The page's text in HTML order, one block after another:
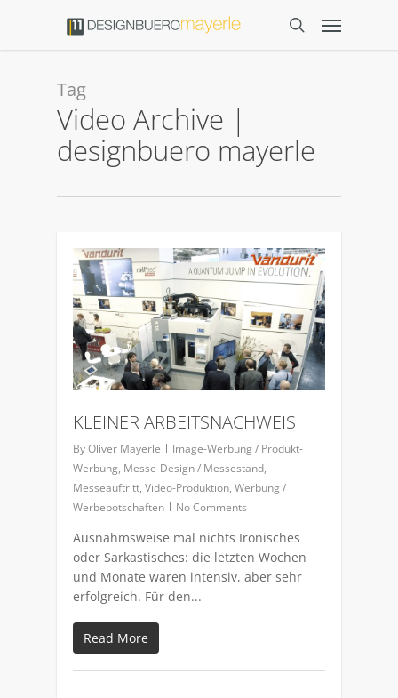
Tag
Video Archive |
designbuero mayerle
KLEINER ARBEITSNACHWEIS
ByOliver Mayerle
Image-Werbung / Produkt-
Werbung, Messe-Design / Messestand,
Messeauftritt, Video-Produktion, Werbung /
Werbebotschaften
No Comments
Ausnahmsweise mal nichts Ironisches
oder Sarkastisches: die letzten Wochen
und Monate waren intensiv, aber sehr
erfolgreich. Für den...
Read More
2